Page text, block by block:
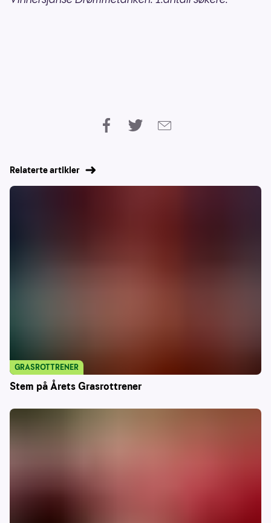
Relaterte artikler
Stem på Årets Grasrottrener
GRASROTTRENER